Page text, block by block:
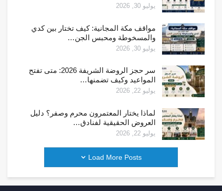
يوليو 30, 2026
مواقف مكة المجانية: كيف تختار بين كدي
والمسخوطة ومحبس الجن…
يوليو 30, 2026
سر حجز الروضة الشريفة 2026: متى تفتح
المواعيد وكيف تضمنها…
يوليو 22, 2026
لماذا يختار المعتمرون محرم وصفر؟ دليل
العروض الحقيقية لفنادق…
يوليو 22, 2026
Load More Posts